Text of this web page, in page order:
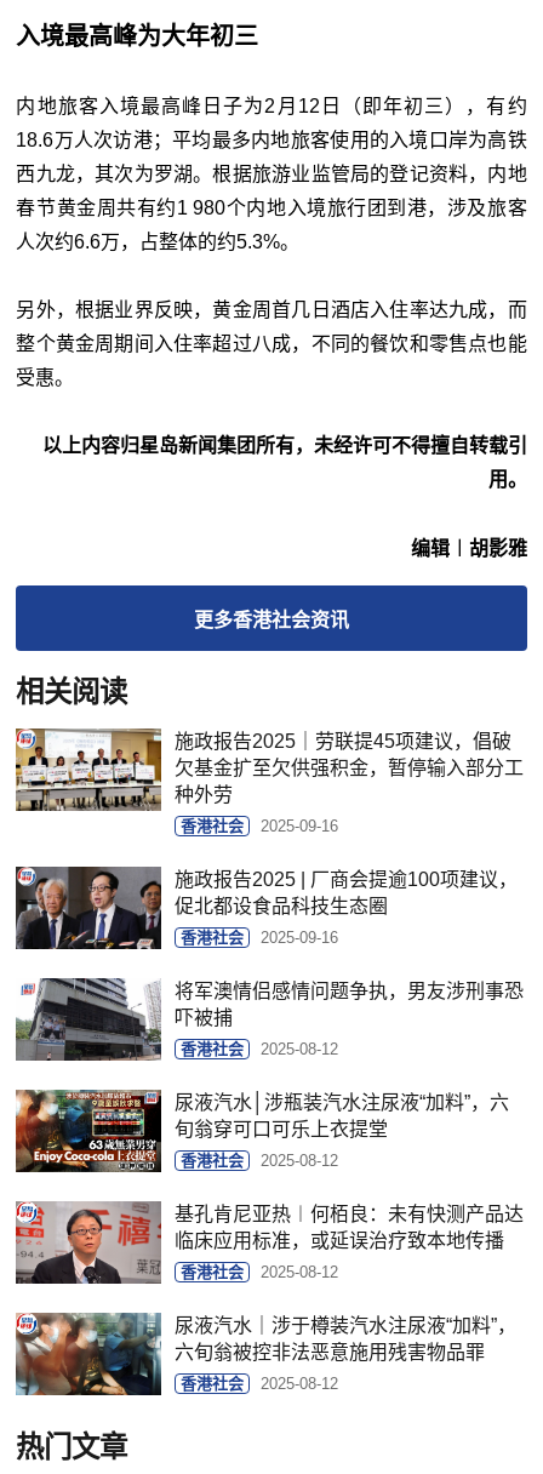
入境最高峰为大年初三
内地旅客入境最高峰日子为2月12日（即年初三），有约
18.6万人次访港；平均最多内地旅客使用的入境口岸为高铁
西九龙，其次为罗湖。根据旅游业监管局的登记资料，内地
春节黄金周共有约1 980个内地入境旅行团到港，涉及旅客
人次约6.6万，占整体的约5.3%。
另外，根据业界反映，黄金周首几日酒店入住率达九成，而
整个黄金周期间入住率超过八成，不同的餐饮和零售点也能
受惠。
以上内容归星岛新闻集团所有，未经许可不得擅自转载引
用。
编辑︱胡影雅
更多香港社会资讯
相关阅读
施政报告2025｜劳联提45项建议，倡破
欠基金扩至欠供强积金，暂停输入部分工
种外劳
香港社会 2025-09-16
施政报告2025 | 厂商会提逾100项建议，
促北都设食品科技生态圈
香港社会 2025-09-16
将军澳情侣感情问题争执，男友涉刑事恐
吓被捕
香港社会 2025-08-12
尿液汽水│涉瓶装汽水注尿液“加料”，六
旬翁穿可口可乐上衣提堂
香港社会 2025-08-12
基孔肯尼亚热︱何栢良：未有快测产品达
临床应用标准，或延误治疗致本地传播
香港社会 2025-08-12
尿液汽水｜涉于樽装汽水注尿液“加料”，
六旬翁被控非法恶意施用残害物品罪
香港社会 2025-08-12
热门文章